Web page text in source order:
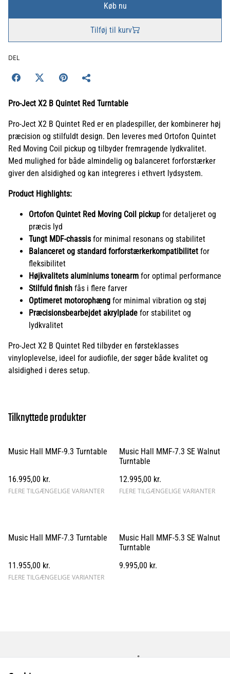
Køb nu
Tilføj til kurv
DEL
Pro-Ject X2 B Quintet Red Turntable
Pro-Ject X2 B Quintet Red er en pladespiller, der kombinerer høj
præcision og stilfuldt design. Den leveres med Ortofon Quintet
Red Moving Coil pickup og tilbyder fremragende lydkvalitet.
Med mulighed for både almindelig og balanceret forforstærker
giver den alsidighed og kan integreres i ethvert lydsystem.
Product Highlights:
Ortofon Quintet Red Moving Coil pickup for detaljeret og
præcis lyd
Tungt MDF-chassisfor minimal resonans og stabilitet
Balanceret og standard forforstærkerkompatibilitet for
fleksibilitet
Højkvalitets aluminiums tonearm for optimal performance
Stilfuld finish fås i flere farver
Optimeret motorophæng for minimal vibration og støj
Præcisionsbearbejdet akrylplade for stabilitet og
lydkvalitet
Pro-Ject X2 B Quintet Red tilbyder en førsteklasses
vinyloplevelse, ideel for audiofile, der søger både kvalitet og
alsidighed i deres setup.
Tilknyttede produkter
Music Hall MMF-9.3 Turntable
16.995,00 kr.
FLERE TILGÆNGELIGE VARIANTER
Music Hall MMF-7.3 SE Walnut
Turntable
12.995,00 kr.
FLERE TILGÆNGELIGE VARIANTER
Music Hall MMF-7.3 Turntable
11.955,00 kr.
FLERE TILGÆNGELIGE VARIANTER
Music Hall MMF-5.3 SE Walnut
Turntable
9.995,00 kr.
Kontakt os
Åbningstider